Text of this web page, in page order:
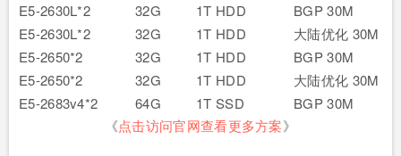
E5-2630L*2 32G 1T HDD
BGP 30M
E5-2630L*2
32G 1T HDD
大陆优化 30M
E5-2650*2
32G 1T HDD
BGP 30M
E5-2650*2
32G 1T HDD
大陆优化 30M
E5-2683v4*2
64G 1T SSD
BGP 30M
《点击访问官网查看更多方案》